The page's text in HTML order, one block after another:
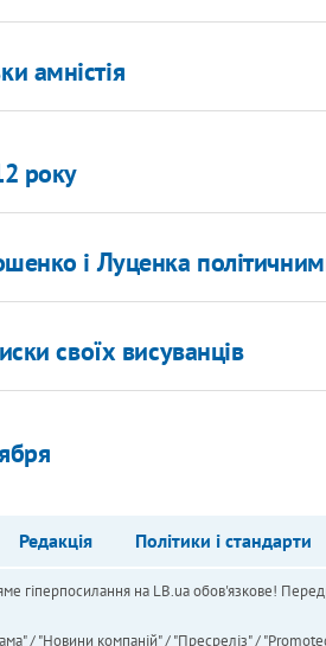
амністія
року
і Луценка
своїх висуванців
Редакція Політики і стандарти
гіперпосилання на LB.ua обов'язкове!
/ "Новини компаній" / "Пресреліз" /